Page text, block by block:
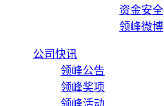
资金安全
领峰微博
公司快讯
领峰公告
领峰奖项
领峰活动